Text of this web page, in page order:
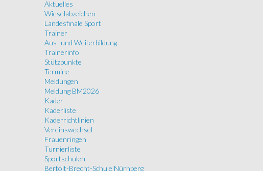
Aktuelles
Wieselabzeichen
Landesfinale Sport
Trainer
Aus- und Weiterbildung
Trainerinfo
Stützpunkte
Termine
Meldungen
Meldung BM2026
Kader
Kaderliste
Kaderrichtlinien
Vereinswechsel
Frauenringen
Turnierliste
Sportschulen
Bertolt-Brecht-Schule Nürnberg